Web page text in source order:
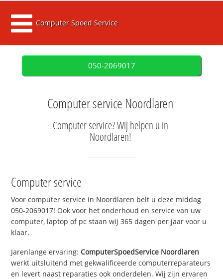
Computer Spoed Service
050-2069017
Computer service Noordlaren
Computer service? Wij helpen u in
Noordlaren!
Computer service
Voor computer service in Noordlaren belt u deze middag
050-2069017! Ook voor het onderhoud en service van uw
computer, laptop of pc staan wij 365 dagen per jaar voor u
klaar.
Jarenlange ervaring:ComputerSpoedService Noordlaren
werkt uitsluitend met gekwalificeerde computerreparateurs
en levert naast reparaties ook onderdelen. Wij zijn ervaren